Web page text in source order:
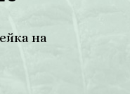
на